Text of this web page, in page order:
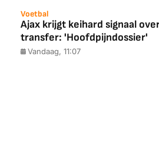
Voetbal
Ajax krijgt keihard signaal
transfer: 'Hoofdpijndossier'
Vandaag, 11:07